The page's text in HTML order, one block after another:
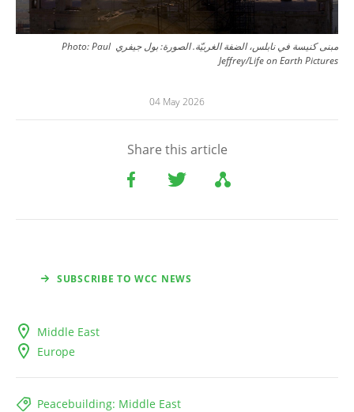
مبنى كنيسة في نابلس، الضفة الغربيّة. الصورة: بول جيفري Photo:Paul
Jeffrey/Life on Earth Pictures
04 May 2026
Share this article
SUBSCRIBE TO WCC NEWS
Middle East
Europe
Peacebuilding: Middle East